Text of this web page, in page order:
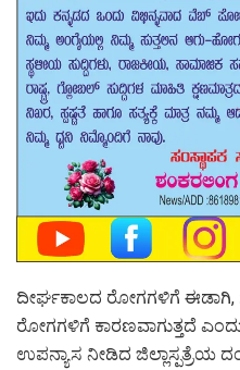
ದೀರ್ಘಕಾಲದ ರೋಗಗಳಿಗೆ
ರೋಗಗಳಿಗೆ ಕಾರಣವಾಗುತ್ತದೆ
ಉಪನ್ಯಾಸ ನೀಡಿದ ಜಿಲ್ಲಾಸ್ಪತ್ರೆಯ